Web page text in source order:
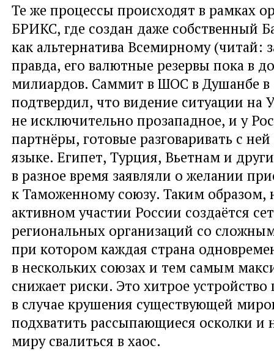
Те же процессы происходят в рамках
БРИКС, где создан даже собственный
как альтернатива Всемирному (читай:
правда, его валютные резервы пока в
милиардов. Саммит в ШОС в Душанбе в
подтвердил, что видение ситуации на
не исключительно прозападное, и у
партнёры, готовые разговаривать с
языке. Египет, Турция, Вьетнам и
в разное время заявляли о желании
к Таможенному союзу. Таким образом,
активном участии России создаётся
региональных организаций со
при котором каждая страна
в нескольких союзах и тем самым
снижает риски. Это хитрое устройство
в случае крушения существующей
подхватить рассыпающиеся осколки и
миру свалиться в хаос.